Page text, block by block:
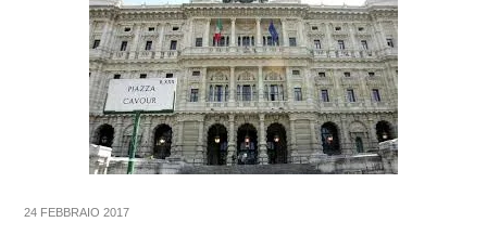
24 FEBBRAIO 2017